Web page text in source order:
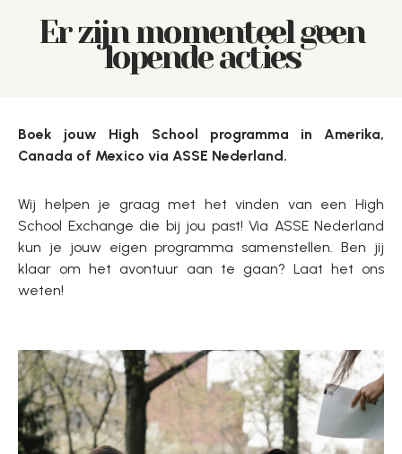
Er zijn momenteel geen
lopende acties
Boek jouw High School programma in Amerika,
Canada of Mexico via ASSE Nederland.
Wij helpen je graag met het vinden van een High
School Exchange die bij jou past! Via ASSE Nederland
kun je jouw eigen programma samenstellen. Ben jij
klaar om het avontuur aan te gaan? Laat het ons
weten!